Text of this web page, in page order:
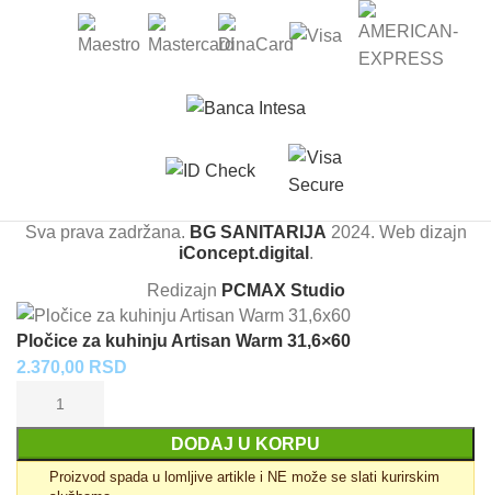
Sva prava zadržana. BG SANITARIJA 2024. Web dizajn
iConcept.digital .
Redizajn PCMAX Studio
Pločice za kuhinju Artisan Warm 31,6×60
2.370,00 RSD
DODAJ U KORPU
Proizvod spada u lomljive artikle i NE može se slati kurirskim